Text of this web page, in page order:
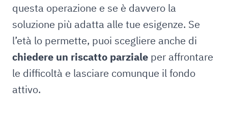
questa operazione e se è davvero la
soluzione più adatta alle tue esigenze. Se
l’età lo permette, puoi scegliere anche di
chiedere un riscatto parziale per affrontare
le difficoltà e lasciare comunque il fondo
attivo.